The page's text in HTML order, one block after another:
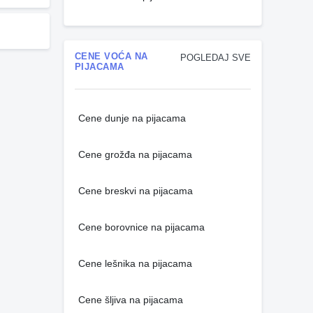
POGLEDAJ SVE
CENE VOĆA NA
PIJACAMA
Cene dunje na pijacama
Cene grožđa na pijacama
Cene breskvi na pijacama
Cene borovnice na pijacama
Cene lešnika na pijacama
Cene šljiva na pijacama